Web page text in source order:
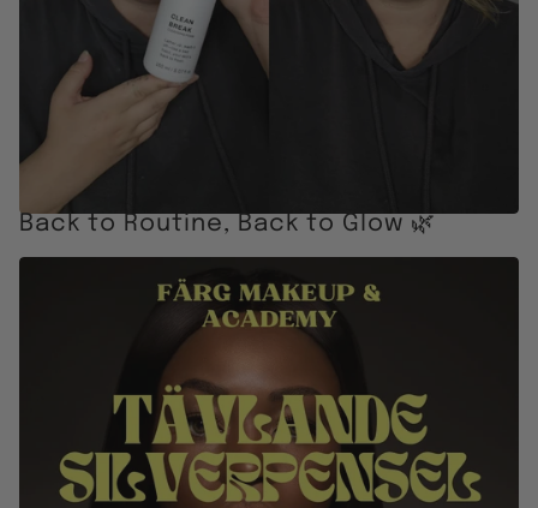
Back to Routine, Back to Glow 🌿